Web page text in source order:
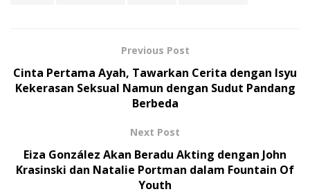
Previous Post
Cinta Pertama Ayah, Tawarkan Cerita dengan Isyu
Kekerasan Seksual Namun dengan Sudut Pandang
Berbeda
Next Post
Eiza González Akan Beradu Akting dengan John
Krasinski dan Natalie Portman dalam Fountain Of
Youth